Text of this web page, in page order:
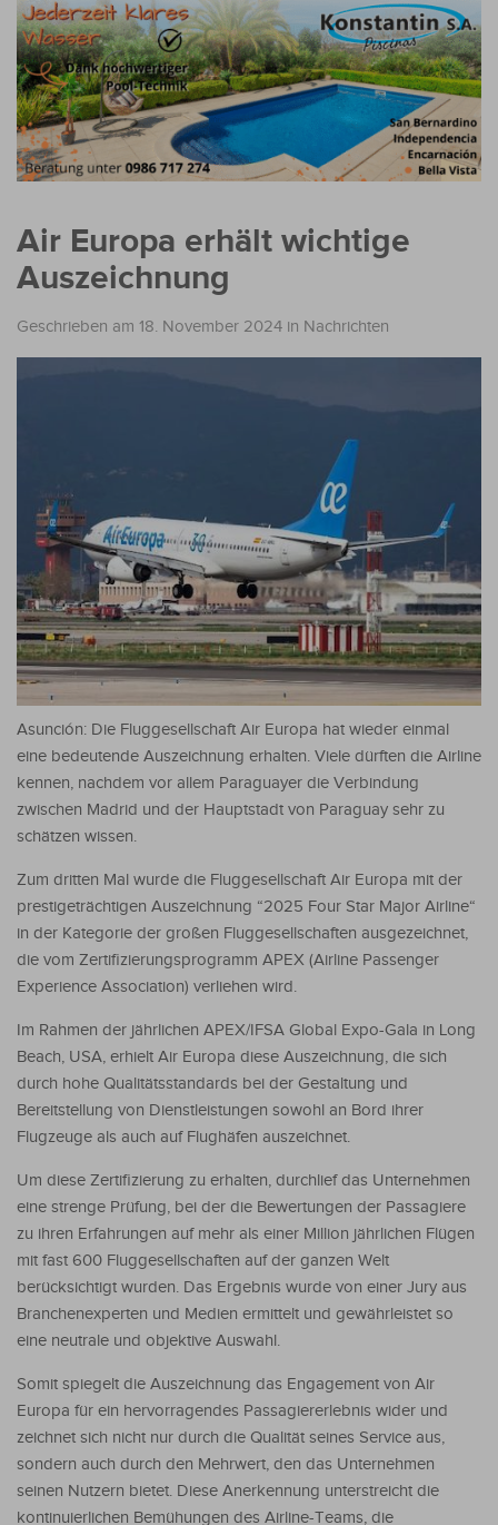
Air Europa erhält wichtige
Auszeichnung
Geschrieben am 18. November 2024 in Nachrichten
Asunción: Die Fluggesellschaft Air Europa hat wieder einmal
eine bedeutende Auszeichnung erhalten. Viele dürften die Airline
kennen, nachdem vor allem Paraguayer die Verbindung
zwischen Madrid und der Hauptstadt von Paraguay sehr zu
schätzen wissen.
Zum dritten Mal wurde die Fluggesellschaft Air Europa mit der
prestigeträchtigen Auszeichnung “2025 Four Star Major Airline“
in der Kategorie der großen Fluggesellschaften ausgezeichnet,
die vom Zertifizierungsprogramm APEX (Airline Passenger
Experience Association) verliehen wird.
Im Rahmen der jährlichen APEX/IFSA Global Expo-Gala in Long
Beach, USA, erhielt Air Europa diese Auszeichnung, die sich
durch hohe Qualitätsstandards bei der Gestaltung und
Bereitstellung von Dienstleistungen sowohl an Bord ihrer
Flugzeuge als auch auf Flughäfen auszeichnet.
Um diese Zertifizierung zu erhalten, durchlief das Unternehmen
eine strenge Prüfung, bei der die Bewertungen der Passagiere
zu ihren Erfahrungen auf mehr als einer Million jährlichen Flügen
mit fast 600 Fluggesellschaften auf der ganzen Welt
berücksichtigt wurden. Das Ergebnis wurde von einer Jury aus
Branchenexperten und Medien ermittelt und gewährleistet so
eine neutrale und objektive Auswahl.
Somit spiegelt die Auszeichnung das Engagement von Air
Europa für ein hervorragendes Passagiererlebnis wider und
zeichnet sich nicht nur durch die Qualität seines Service aus,
sondern auch durch den Mehrwert, den das Unternehmen
seinen Nutzern bietet. Diese Anerkennung unterstreicht die
kontinuierlichen Bemühungen des Airline-Teams, die